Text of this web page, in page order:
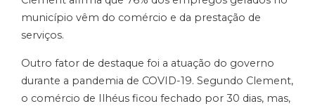
município vêm do comércio e da prestação de
serviços.
Outro fator de destaque foi a atuação do governo
durante a pandemia de COVID-19. Segundo Clement,
o comércio de Ilhéus ficou fechado por 30 dias, mas,